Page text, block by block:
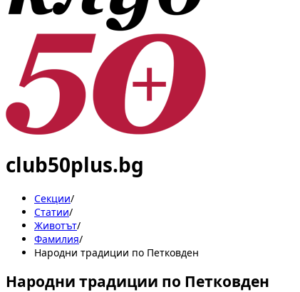
club50plus.bg
Секции/
Статии/
Животът/
Фамилия/
Народни традиции по Петковден
Народни традиции по Петковден